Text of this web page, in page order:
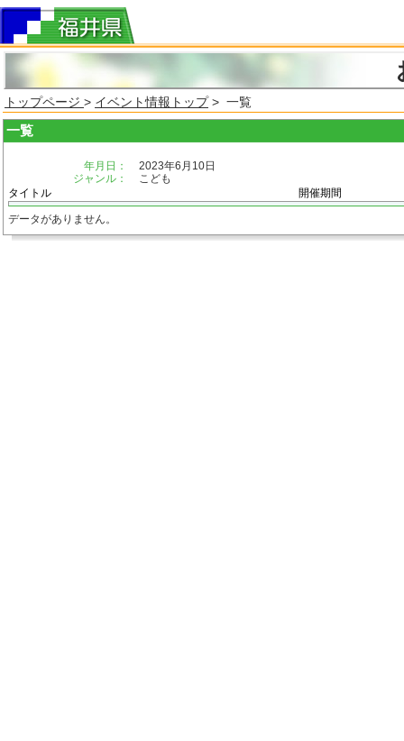
トップページ > イベント情報トップ> 一覧
一覧
年月日：
2023年6月10日
ジャンル：
こども
タイトル
開催期間
データがありません。